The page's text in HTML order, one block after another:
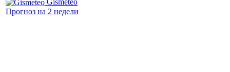
Gismeteo
Прогноз на 2 недели